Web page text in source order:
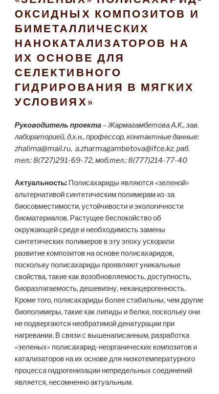
ОКСИДНЫХ КОМПОЗИТОВ И
БИМЕТАЛЛИЧЕСКИХ
НАНОКАТАЛИЗАТОРОВ НА
ИХ ОСНОВЕ ДЛЯ
СЕЛЕКТИВНОГО
ГИДРИРОВАНИЯ В МЯГКИХ
УСЛОВИЯХ»
Руководитель проекта – Жармагамбетова А.К., зав.
лабораторией, д.х.н., профессор, контактные данные:
zhalima@mail.ru, a.zharmagambetova@ifce.kz, раб.
тел.: 8(727)291-69-72, моб.тел.: 8(777)214-77-40
Актуальность: Полисахариды являются «зеленой»
альтернативой синтетическим полимерам из-за
биосовместимости, устойчивости и экологичности
биоматериалов. Растущее беспокойство об
окружающей среде и необходимость замены
синтетических полимеров в эту эпоху ускорили
развитие композитов на основе полисахаридов,
поскольку полисахариды проявляют уникальные
свойства, такие как возобновляемость, доступность,
биоразлагаемость, дешевизну, неканцерогенность.
Кроме того, полисахариды более стабильны, чем другие
биополимеры, такие как липиды и белки, поскольку они
не подвергаются необратимой денатурации при
нагревании. В связи с вышенаписанным, разработка
«зеленых» полисахарид-неорганических композитов и
катализаторов на их основе для низкотемпературного
процесса гидрогенизации непредельных соединений
является, несомненно актуальным.